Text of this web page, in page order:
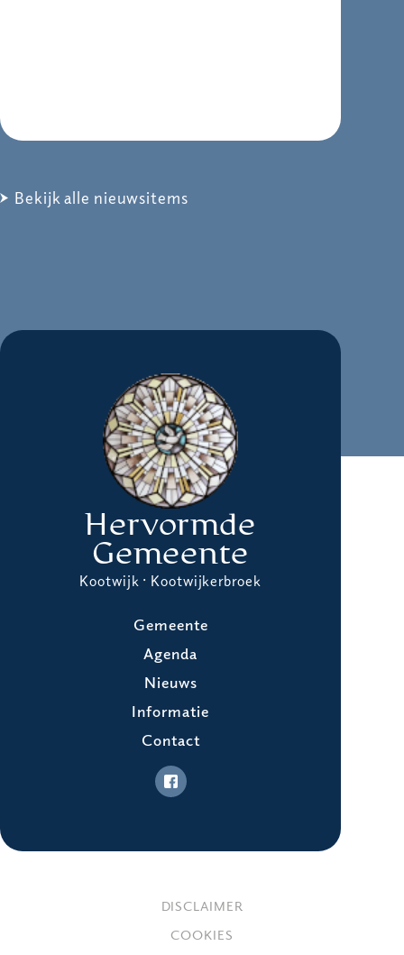
Bekijk alle nieuwsitems
Hervormde
Gemeente
Kootwijk · Kootwijkerbroek
Gemeente
Agenda
Nieuws
Informatie
Contact
DISCLAIMER
COOKIES